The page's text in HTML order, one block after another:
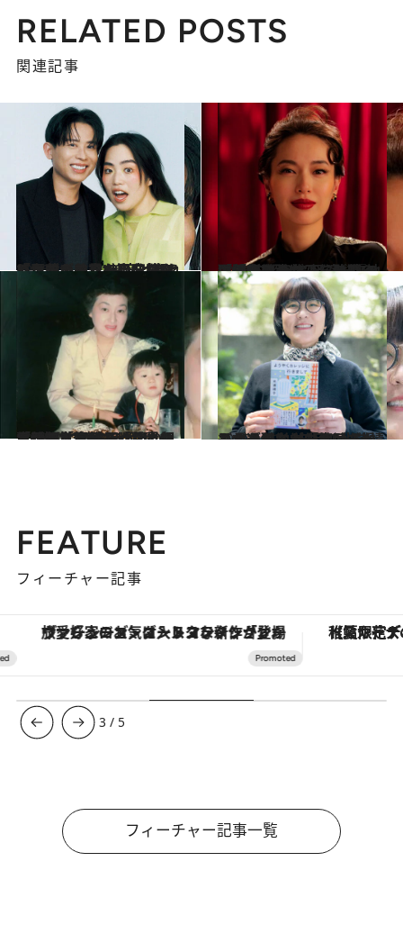
RELATED POSTS
関連記事
2026.3.6
「女芸人は見た目を捨ててナンボみたいな空気を感じていた」“美容はきれいな人がするもの”と考えていたゆりやんレトリィバァが、美容で自分を取り戻すまで
ビューティ＆ヘルス 2026.5.2
戸田恵梨香が“ビジュアルの壁”を超える怪演…『地獄に堕ちるわよ』が問う「誰が細木数子をスターにしたのか？」《敗戦→「銀座の女王」→TVの人気者に…》
カルチャー
2026.4.27
「“地獄に堕ちるわよ”の裏には覚悟があった」収入は年に70億円以上…細木かおり（47）が明かす、細木数子の「質素な生活」「家族だけに見せた顔」
ライフスタイル 2025.12.20
カナダ留学2年目の光浦靖子が過酷な学生生活を過ごすうちに、「助けて」と言うことが一切恥ずかしくなくなったわけ
カルチャー
FEATURE
フィーチャー記事
ヴァシュロン・コンスタンタン「オーヴァーシーズ・オートマティック」。旅愛好家のお気に入りコレクションから、ジェンダーレスな新作が登場 【夏限定ディナーコース】旬を
3 / 5
フィーチャー記事一覧